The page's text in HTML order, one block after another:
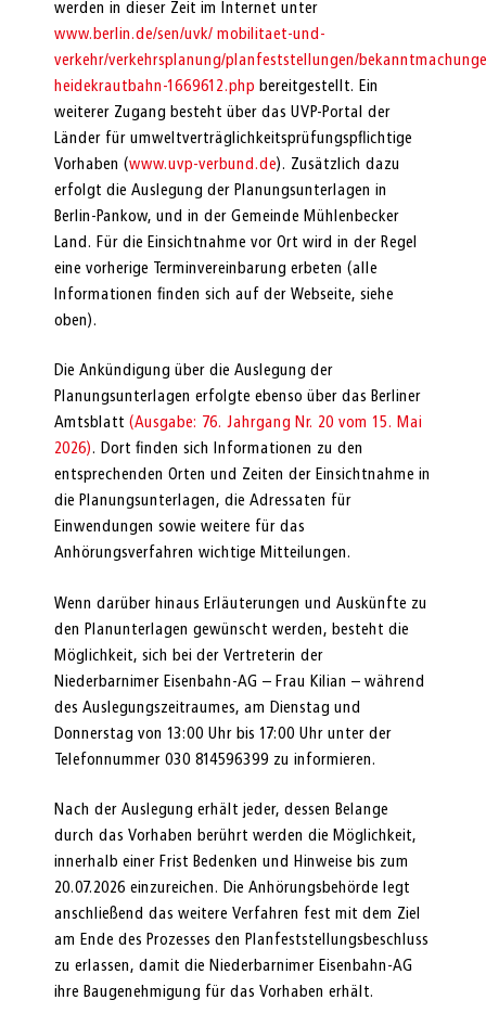
werden in dieser Zeit im Internet unter
www.berlin.de/sen/uvk/ mobilitaet-und-
verkehr/verkehrsplanung/planfeststellungen/
heidekrautbahn-1669612.php bereitgestellt. Ein
weiterer Zugang besteht über das UVP-Portal der
Länder für umweltverträglich­keitsprüfungspflichtige
Vorhaben (www.uvp-verbund.de). Zusätzlich dazu
erfolgt die Auslegung der Planungsunterlagen in
Berlin-Pankow, und in der Gemeinde Mühlenbecker
Land. Für die Einsichtnahme vor Ort wird in der Regel
eine vorherige Termin­vereinbarung erbeten (alle
Informationen finden sich auf der Webseite, siehe
oben).
Die Ankündigung über die Auslegung der
Planungsunterlagen erfolgte ebenso über das Berliner
Amtsblatt (Ausgabe: 76. Jahrgang Nr. 20 vom 15. Mai
2026). Dort finden sich Informationen zu den
entsprech­enden Orten und Zeiten der Einsichtnahme in
die Planungsunterlagen, die Adressaten für
Einwendungen sowie weitere für das
Anhörungsverfahren wichtige Mitteilungen.
Wenn darüber hinaus Erläuterungen und Auskünfte zu
den Planunterlagen gewünscht werden, besteht die
Möglichkeit, sich bei der Vertreterin der
Niederbarnimer Eisenbahn-AG – Frau Kilian – während
des Auslegungs­zeitraumes, am Dienstag und
Donnerstag von 13:00 Uhr bis 17:00 Uhr unter der
Telefon­nummer 030 814596399 zu informieren.
Nach der Auslegung erhält jeder, dessen Belange
durch das Vorhaben berührt werden die Möglichkeit,
innerhalb einer Frist Bedenken und Hinweise bis zum
20.07.2026 einzureichen. Die Anhörungsbehörde legt
anschließend das weitere Verfahren fest mit dem Ziel
am Ende des Prozesses den Planfeststellungsbeschluss
zu erlassen, damit die Nieder­barnimer Eisenbahn-AG
ihre Baugenehmigung für das Vorhaben erhält.